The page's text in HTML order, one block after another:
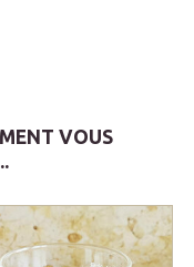
VOUS